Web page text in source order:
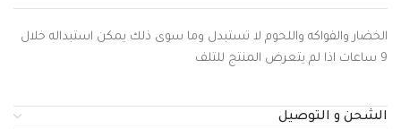
الخضار والفواكه واللحوم لا تستبدل وما سوى ذلك يمكن استبداله خلال
9 ساعات اذا لم يتعرض المنتج للتلف
الشحن و التوصيل